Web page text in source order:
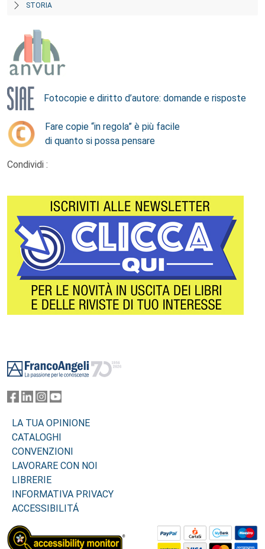
STORIA
Fotocopie e diritto d’autore: domande e risposte
Fare copie “in regola” è più facile
di quanto si possa pensare
Condividi :
LA TUA OPINIONE
CATALOGHI
CONVENZIONI
LAVORARE CON NOI
LIBRERIE
INFORMATIVA PRIVACY
ACCESSIBILITÁ